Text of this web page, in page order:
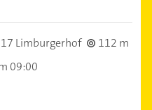
Limburgerhof
112 m
09:00